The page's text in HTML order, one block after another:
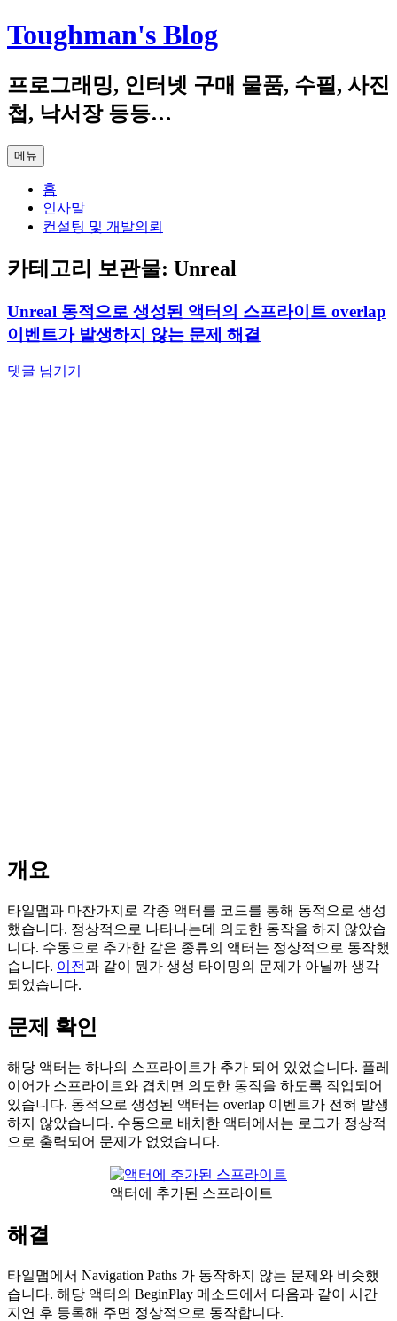
컨
텐
로
건
너
기
Toughman's Blog
프로그래밍, 인터넷 구매 물품, 수필, 사진
첩, 낙서장 등등…
메뉴
홈
인사말
컨설팅 및 개발의뢰
카테고리 보관물: Unreal
Unreal 동적으로 생성된 액터의 스프라이트 overlap
이벤트가 발생하지 않는 문제 해결
댓글 남기기
개요
타일맵과 마찬가지로 각종 액터를 코드를 통해 동적으로 생성
했습니다. 정상적으로 나타나는데 의도한 동작을 하지 않았습
니다. 수동으로 추가한 같은 종류의 액터는 정상적으로 동작했
습니다. 이전과 같이 뭔가 생성 타이밍의 문제가 아닐까 생각
되었습니다.
문제 확인
해당 액터는 하나의 스프라이트가 추가 되어 있었습니다. 플레
이어가 스프라이트와 겹치면 의도한 동작을 하도록 작업되어
있습니다. 동적으로 생성된 액터는 overlap 이벤트가 전혀 발생
하지 않았습니다. 수동으로 배치한 액터에서는 로그가 정상적
으로 출력되어 문제가 없었습니다.
액터에 추가된 스프라이트
해결
타일맵에서 Navigation Paths 가 동작하지 않는 문제와 비슷했
습니다. 해당 액터의 BeginPlay 메소드에서 다음과 같이 시간
지연 후 등록해 주면 정상적으로 동작합니다.